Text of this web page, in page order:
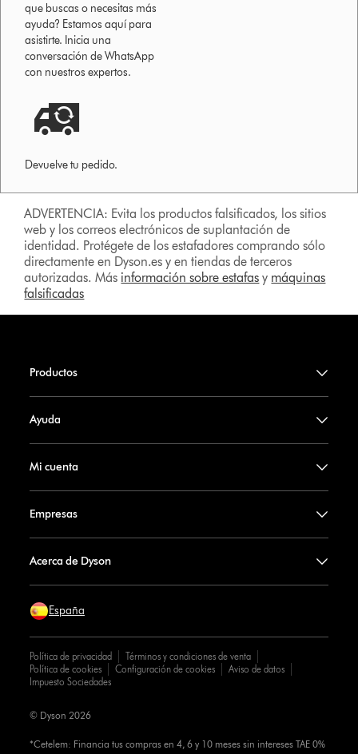
que buscas o necesitas más
ayuda? Estamos aquí para
asistirte. Inicia una
conversación de WhatsApp
con nuestros expertos.
Devuelve tu pedido.
ADVERTENCIA: Evita los productos falsificados, los sitios
web y los correos electrónicos de suplantación de
identidad. Protégete de los estafadores comprando sólo
directamente en Dyson.es y en tiendas de terceros
autorizadas. Más información sobre estafas y máquinas
falsificadas
Productos
Ayuda
Mi cuenta
Empresas
Acerca de Dyson
España
Política de privacidad
Términos y condiciones de venta
Política de cookies
Configuración de cookies
Aviso de datos
Impuesto Sociedades
*Cetelem: Financia tus compras en 4, 6 y 10 meses sin intereses TAE 0%
© Dyson 2026